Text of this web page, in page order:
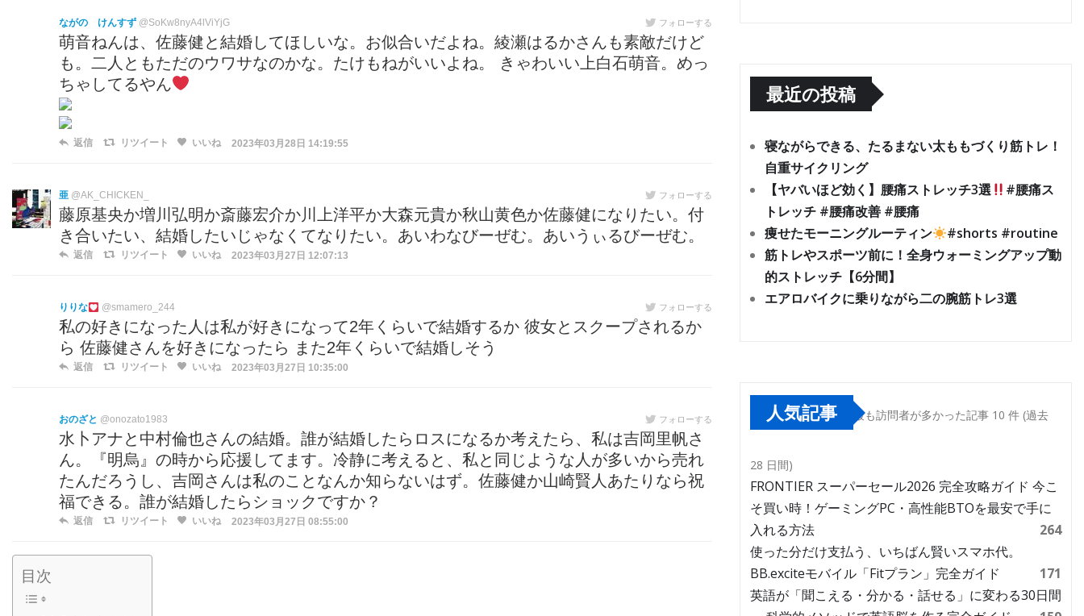
ながの けんすず @SoKw8nyA4lViYjG フォローする
萌音ねんは、佐藤健と結婚してほしいな。お似合いだよね。綾瀬はるかさんも素敵だけど
も。二人ともただのウワサなのかな。たけもねがいいよね。 きゃわいい上白石萌音。めっ
ちゃしてるやん
返信 リツイート いいね 2023年03月28日 14:19:55
亜 @AK_CHICKEN_ フォローする
藤原基央か増川弘明か斎藤宏介か川上洋平か大森元貴か秋山黄色か佐藤健になりたい。付
き合いたい、結婚したいじゃなくてなりたい。あいわなびーぜむ。あいうぃるびーぜむ。
返信 リツイート いいね 2023年03月27日 12:07:13
りりな @smamero_244 フォローする
私の好きになった人は私が好きになって2年くらいで結婚するか 彼女とスクープされるか
ら 佐藤健さんを好きになったら また2年くらいで結婚しそう
返信 リツイート いいね 2023年03月27日 10:35:00
おのざと @onozato1983 フォローする
水卜アナと中村倫也さんの結婚。誰が結婚したらロスになるか考えたら、私は吉岡里帆さ
ん。『明烏』の時から応援してます。冷静に考えると、私と同じような人が多いから売れ
たんだろうし、吉岡さんは私のことなんか知らないはず。佐藤健か山崎賢人あたりなら祝
福できる。誰が結婚したらショックですか？
返信 リツイート いいね 2023年03月27日 08:55:00
目次
最近の投稿
寝ながらできる、たるまない太ももづくり筋トレ！
自重サイクリング
【ヤバいほど効く】腰痛ストレッチ3選
#腰痛ス
トレッチ #腰痛改善 #腰痛
痩せたモーニングルーティン
#shorts #routine
筋トレやスポーツ前に！全身ウォーミングアップ動
的ストレッチ【6分間】
エアロバイクに乗りながら二の腕筋トレ3選
人気記事 最も訪問者が多かった記事 10 件 (過去
28 日間)
FRONTIER スーパーセール2026 完全攻略ガイド 今こ
そ買い時！ゲーミングPC・高性能BTOを最安で手に
入れる方法
264
使った分だけ支払う、いちばん賢いスマホ代。
BB.exciteモバイル「Fitプラン」完全ガイド
171
英語が「聞こえる・分かる・話せる」に変わる30日間